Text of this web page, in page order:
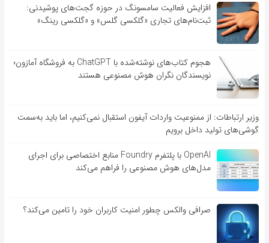
افزایش فعالیت سامسونگ در حوزه گجت‌های پوشیدنی:
ثبت‌نام‌های تجاری «گلکسی گلس» و «گلکسی رینگ»
هجوم کتاب‌های نوشته‌شده با ChatGPT به فروشگاه آمازون؛
نویسندگان نگران هوش مصنوعی هستند
وزیر ارتباطات: از ممنوعیت واردات آیفون استقبال نمی‌کنیم، اما باید به‌سمت
گوشی‌های تولید داخل برویم
OpenAI با پلتفرم Foundry منابع اختصاصی برای اجرای
مدل‌های هوش مصنوعی را فراهم می‌کند
صرافی والکس چطور امنیت کاربران خود را تامین می‌کند؟